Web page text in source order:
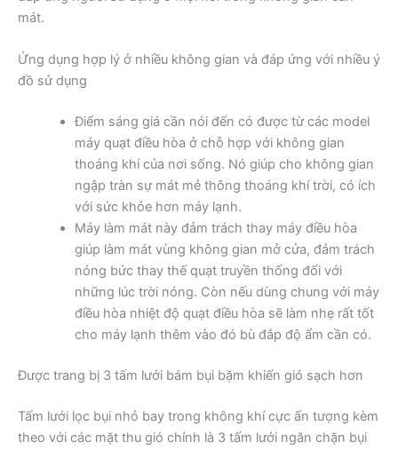
mát.
Ứng dụng hợp lý ở nhiều không gian và đáp ứng với nhiều ý
đồ sử dụng
Điểm sáng giá cần nói đến có được từ các model
máy quạt điều hòa ở chỗ hợp với không gian
thoáng khí của nơi sống. Nó giúp cho không gian
ngập tràn sự mát mẻ thông thoáng khí trời, có ích
với sức khỏe hơn máy lạnh.
Máy làm mát này đảm trách thay máy điều hòa
giúp làm mát vùng không gian mở cửa, đảm trách
nóng bức thay thế quạt truyền thống đối với
những lúc trời nóng. Còn nếu dùng chung với máy
điều hòa nhiệt độ quạt điều hòa sẽ làm nhẹ rất tốt
cho máy lạnh thêm vào đó bù đắp độ ẩm cần có.
Được trang bị 3 tấm lưới bám bụi bặm khiến gió sạch hơn
Tấm lưới lọc bụi nhỏ bay trong không khí cực ấn tượng kèm
theo với các mặt thu gió chính là 3 tấm lưới ngăn chặn bụi